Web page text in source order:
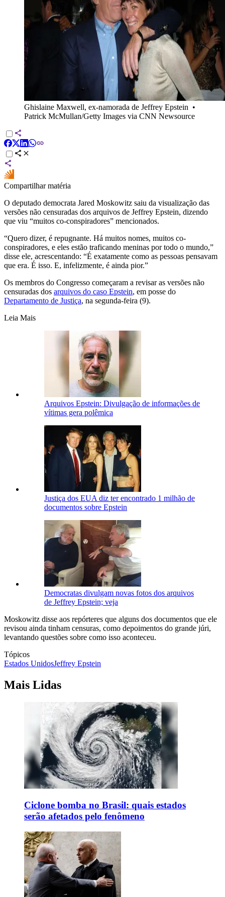
Ghislaine Maxwell, ex-namorada de Jeffrey Epstein •
Patrick McMullan/Getty Images via CNN Newsource
Compartilhar matéria
O deputado democrata Jared Moskowitz saiu da visualização das
versões não censuradas dos arquivos de Jeffrey Epstein, dizendo
que viu “muitos co-conspiradores” mencionados.
“Quero dizer, é repugnante. Há muitos nomes, muitos co-
conspiradores, e eles estão traficando meninas por todo o mundo,”
disse ele, acrescentando: “É exatamente como as pessoas pensavam
que era. É isso. E, infelizmente, é ainda pior.”
Os membros do Congresso começaram a revisar as versões não
censuradas dos arquivos do caso Epstein, em posse do
Departamento de Justiça, na segunda-feira (9).
Leia Mais
Arquivos Epstein: Divulgação de informações de
vítimas gera polêmica
Justiça dos EUA diz ter encontrado 1 milhão de
documentos sobre Epstein
Democratas divulgam novas fotos dos arquivos
de Jeffrey Epstein; veja
Moskowitz disse aos repórteres que alguns dos documentos que ele
revisou ainda tinham censuras, como depoimentos do grande júri,
levantando questões sobre como isso aconteceu.
Tópicos
Estados UnidosJeffrey Epstein
Mais Lidas
Ciclone bomba no Brasil: quais estados
serão afetados pelo fenômeno